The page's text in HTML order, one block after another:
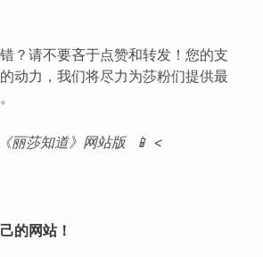
？请不要吝于点赞和转发！您的支
动力，我们将尽力为莎粉们提供最
丽莎知道》网站版 📱 <
的网站！